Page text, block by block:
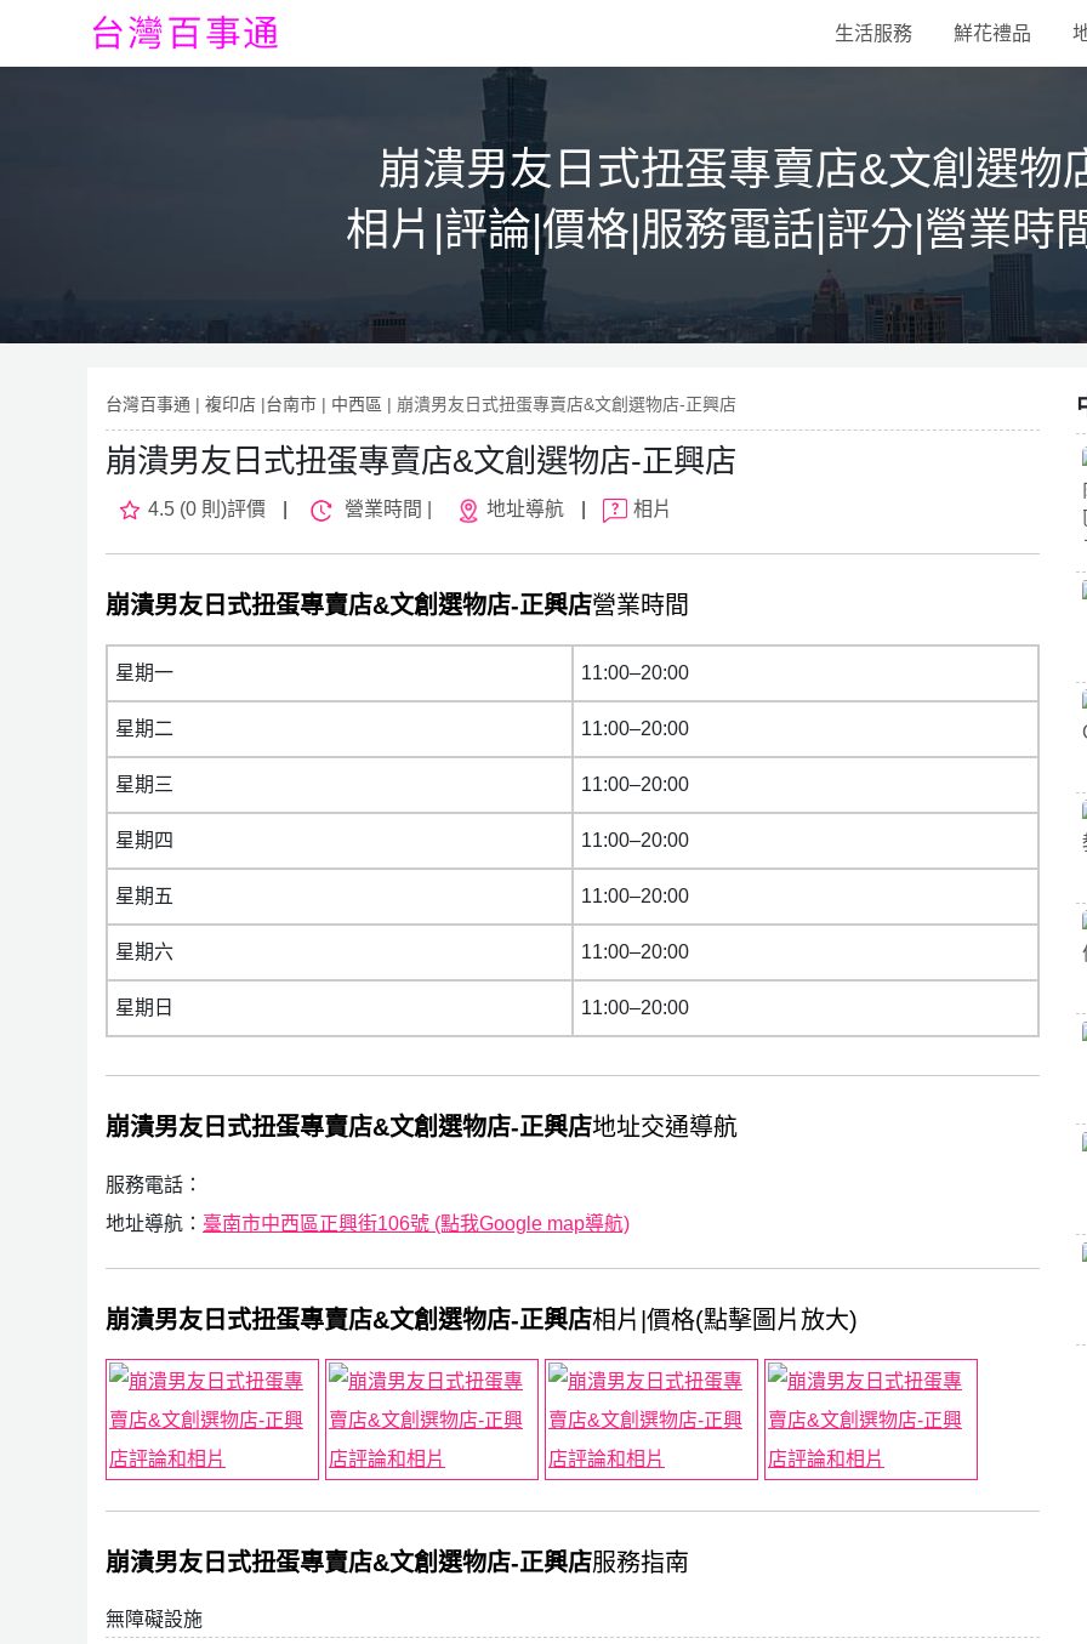
生活服務 鮮花禮品
崩潰男友日式扭蛋專賣店&文創選物
相片|評論|價格|服務電話|評分|營業時
台灣百事通 | 複印店 |台南市 | 中西區 | 崩潰男友日式扭蛋專賣店&文創選物店-正興店
崩潰男友日式扭蛋專賣店&文創選物店-正興店
4.5 (0 則)評價 營業時間 | 地址導航 相片
崩潰男友日式扭蛋專賣店&文創選物店-正興店營業時間
星期一 11:00–20:00
星期二 11:00–20:00
星期三 11:00–20:00
星期四 11:00–20:00
星期五 11:00–20:00
星期六 11:00–20:00
星期日 11:00–20:00
崩潰男友日式扭蛋專賣店&文創選物店-正興店地址交通導航
服務電話：
地址導航： 臺南市中西區正興街106號 (點我Google map導航)
崩潰男友日式扭蛋專賣店&文創選物店-正興店相片|價格(點擊圖片放大)
崩潰男友日式扭蛋專賣店&文創選物店-正興店服務指南
無障礙設施